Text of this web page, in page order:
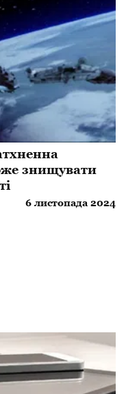
знищувати
6 листопада 2024